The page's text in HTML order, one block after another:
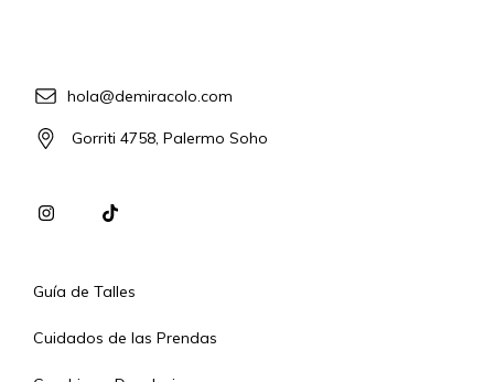
hola@demiracolo.com
Gorriti 4758, Palermo Soho
Guía de Talles
Cuidados de las Prendas